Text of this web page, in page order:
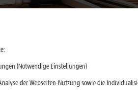
unterstützt wird. Gefördert wird in
in einem Ausbaugebiet liegt.
(Notwendige Einstellungen)
der Webseiten-Nutzung sowie die